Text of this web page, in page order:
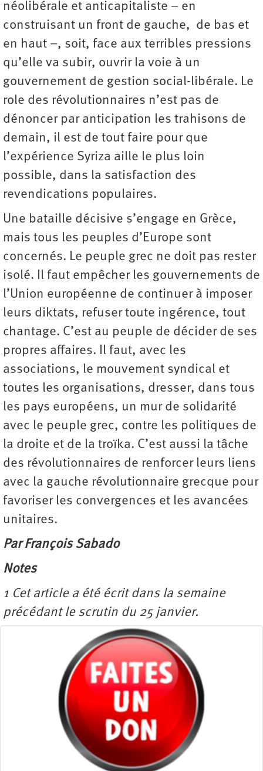
néolibérale et anticapitaliste – en
construisant un front de gauche, de bas et
en haut –, soit, face aux terribles pressions
qu’elle va subir, ouvrir la voie à un
gouvernement de gestion social-libérale. Le
role des révolutionnaires n’est pas de
dénoncer par anticipation les trahisons de
demain, il est de tout faire pour que
l’expérience Syriza aille le plus loin
possible, dans la satisfaction des
revendications populaires.
Une bataille décisive s’engage en Grèce,
mais tous les peuples d’Europe sont
concernés. Le peuple grec ne doit pas rester
isolé. Il faut empêcher les gouvernements de
l’Union européenne de continuer à imposer
leurs diktats, refuser toute ingérence, tout
chantage. C’est au peuple de décider de ses
propres affaires. Il faut, avec les
associations, le mouvement syndical et
toutes les organisations, dresser, dans tous
les pays européens, un mur de solidarité
avec le peuple grec, contre les politiques de
la droite et de la troïka. C’est aussi la tâche
des révolutionnaires de renforcer leurs liens
avec la gauche révolutionnaire grecque pour
favoriser les convergences et les avancées
unitaires.
Par François Sabado
Notes
1 Cet article a été écrit dans la semaine
précédant le scrutin du 25 janvier.